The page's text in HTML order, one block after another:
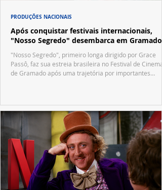
Após conquistar festivais internacionais,
"Nosso Segredo" desembarca em Gramado
"Nosso Segredo", primeiro longa dirigido por Grace
Passô, faz sua estreia brasileira no Festival de Cinema
de Gramado após uma trajetória por importantes
PRODUÇÕES NACIONAIS